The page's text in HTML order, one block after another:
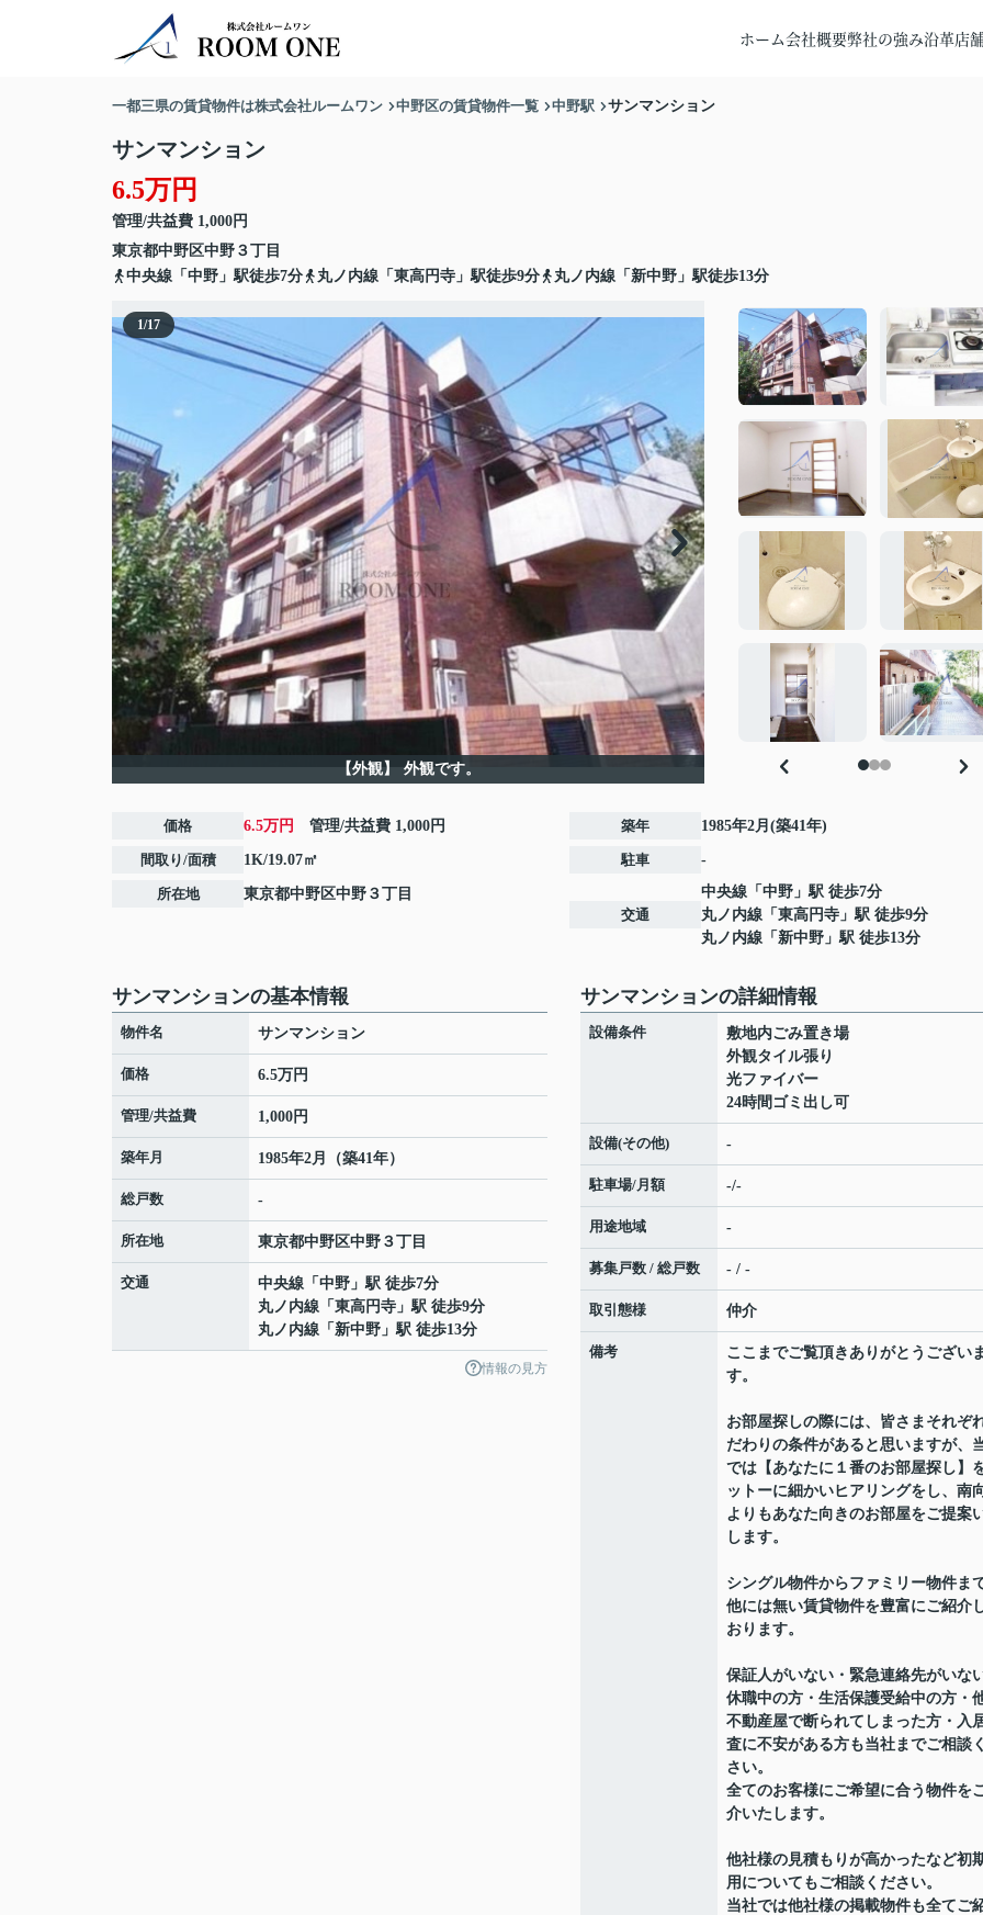
ホーム会社概要弊社の強み沿革店
一都三県の賃貸物件は株式会社ルームワン 中野区の賃貸物件一覧 中野駅 サンマンション
サンマンション
6.5万円
管理/共益費 1,000円
東京都中野区中野 ３丁目
中央線「中野」駅徒歩7分
丸ノ内線「東高円寺」駅徒歩9分 丸ノ内線「新中野」駅徒歩13分
1/17
【外観】 外観です。
価格 6.5万円 管理/共益費 1,000円
間取り/面積 1K/19.07㎡
所在地 東京都中野区中野 ３丁目
築年 1985年2月(築41年)
駐車 -
交通
中央線 「 中野 」駅 徒歩7分
丸ノ内線 「 東高円寺 」駅 徒歩9分
丸ノ内線 「 新中野 」駅 徒歩13分
サンマンションの基本情報
物件名 サンマンション
価格 6.5万円
管理/共益費 1,000円
築年月 1985年2月（築41年）
総戸数 -
所在地 東京都中野区中野 ３丁目
交通 中央線 「 中野 」駅 徒歩7分
丸ノ内線 「 東高円寺 」駅 徒歩9分
丸ノ内線 「 新中野 」駅 徒歩13分
情報の見方
サンマンションの詳細情報
設備条件
敷地内ごみ置き場
外観タイル張り
光ファイバー
24時間ゴミ出し可
設備(その他) -
駐車場/月額 -/-
用途地域 -
募集戸数 / 総戸数 - / -
取引態様 仲介
備考
ここまでご覧頂きありがとうござい
す。
お部屋探しの際には、皆さまそれぞ
だわりの条件があると思いますが、
では【あなたに１番のお部屋探し】
ットーに細かいヒアリングをし、南
よりもあなた向きのお部屋をご提案
します。
シングル物件からファミリー物件ま
他には無い賃貸物件を豊富にご紹介
おります。
保証人がいない・緊急連絡先がいな
休職中の方・生活保護受給中の方・
不動産屋で断られてしまった方・入
査に不安がある方も当社までご相談
さい。
全てのお客様にご希望に合う物件を
介いたします。
他社様の見積もりが高かったなど初
用についてもご相談ください。
当社では他社様の掲載物件も全てご